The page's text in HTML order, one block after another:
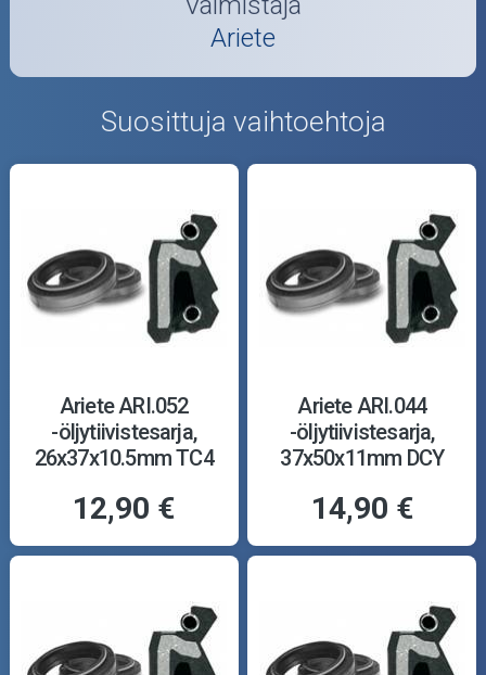
Ariete
Suosittuja vaihtoehtoja
Ariete ARI.052
-öljytiivistesarja,
26x37x10.5mm TC4
12,90 €
Ariete ARI.044
-öljytiivistesarja,
37x50x11mm DCY
14,90 €